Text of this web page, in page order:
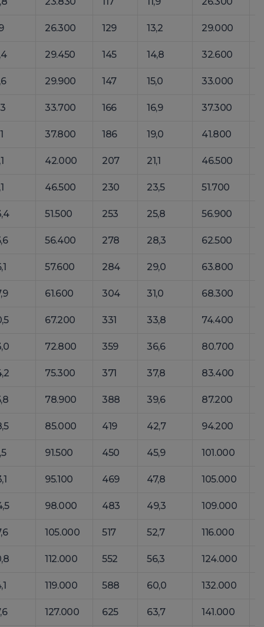
26.300 129 13,2 29.000
29.450 145 14,8 32.600
29.900 147 15,0 33.000
33.700 166 16,9 37.300
37.800 186 19,0 41.800
42.000 207 21,1 46.500
46.500 230 23,5 51.700
51.500 253 25,8 56.900
56.400 278 28,3 62.500
57.600 284 29,0 63.800
61.600 304 31,0 68.300
67.200 331 33,8 74.400
72.800 359 36,6 80.700
75.300 371 37,8 83.400
78.900 388 39,6 87.200
85.000 419 42,7 94.200
91.500 450 45,9 101.000
95.100 469 47,8 105.000
98.000 483 49,3 109.000
105.000 517 52,7 116.000
112.000 552 56,3 124.000
119.000 588 60,0 132.000
127.000 625 63,7 141.000